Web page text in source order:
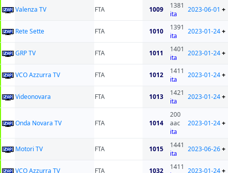
Valenza TV FTA 1009
1381
ita
2023-06-01 +
Rete Sette FTA 1010
1391
ita
2023-01-24+
GRP TV FTA 1011
1401
ita
2023-01-24+
VCO Azzurra TV FTA 1012
1411
ita
2023-01-24+
Videonovara FTA 1013
1421
ita
2023-01-24+
Onda Novara TV FTA 1014
200
aac
ita
2023-01-24+
Motori TV FTA 1015
1441
ita
2023-06-26+
VCO Azzurra TV FTA 1032
1411 2023-01-24+